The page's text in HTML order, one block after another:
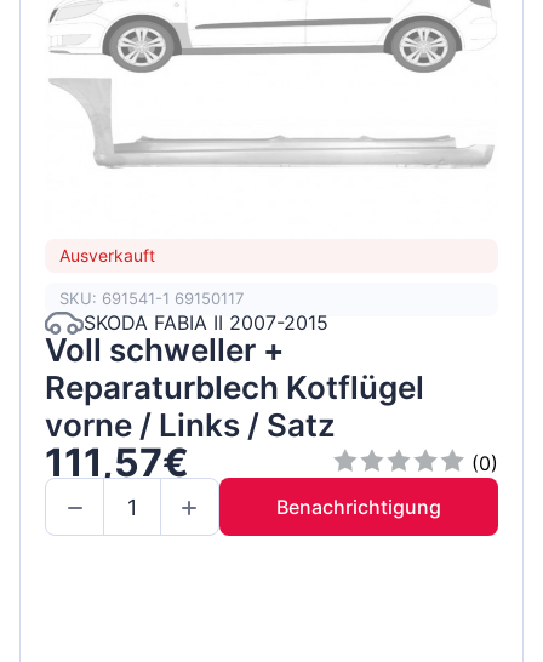
Ausverkauft
SKU: 691541-1 69150117
SKODA FABIA II 2007-2015
Voll schweller +
Reparaturblech Kotflügel
vorne / Links / Satz
111,57€
(0)
Benachrichtigung